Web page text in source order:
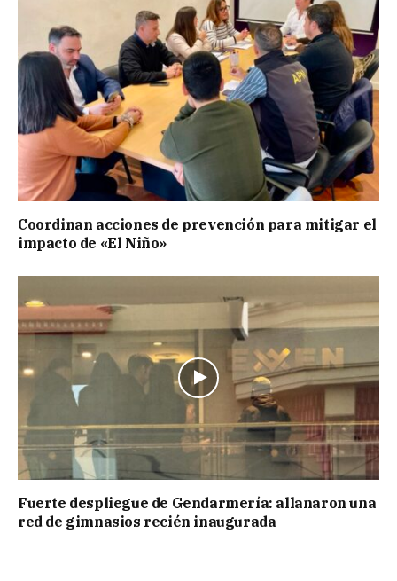
Coordinan acciones de prevención para mitigar el
impacto de «El Niño»
Fuerte despliegue de Gendarmería: allanaron una
red de gimnasios recién inaugurada